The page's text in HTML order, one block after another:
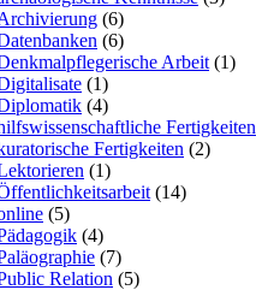
(6)
(6)
Arbeit (1)
(1)
(4)
Fertigkeiten
Fertigkeiten (2)
(1)
(14)
(5)
(4)
(7)
Relation (5)